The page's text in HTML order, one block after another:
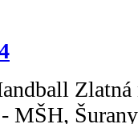
MŠH, Šurany